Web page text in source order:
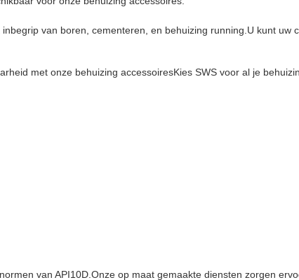
van boren, cementeren, en behuizing running.U kunt uw
met onze behuizing accessoiresKies SWS voor al je
van API10D.Onze op maat gemaakte diensten zorgen